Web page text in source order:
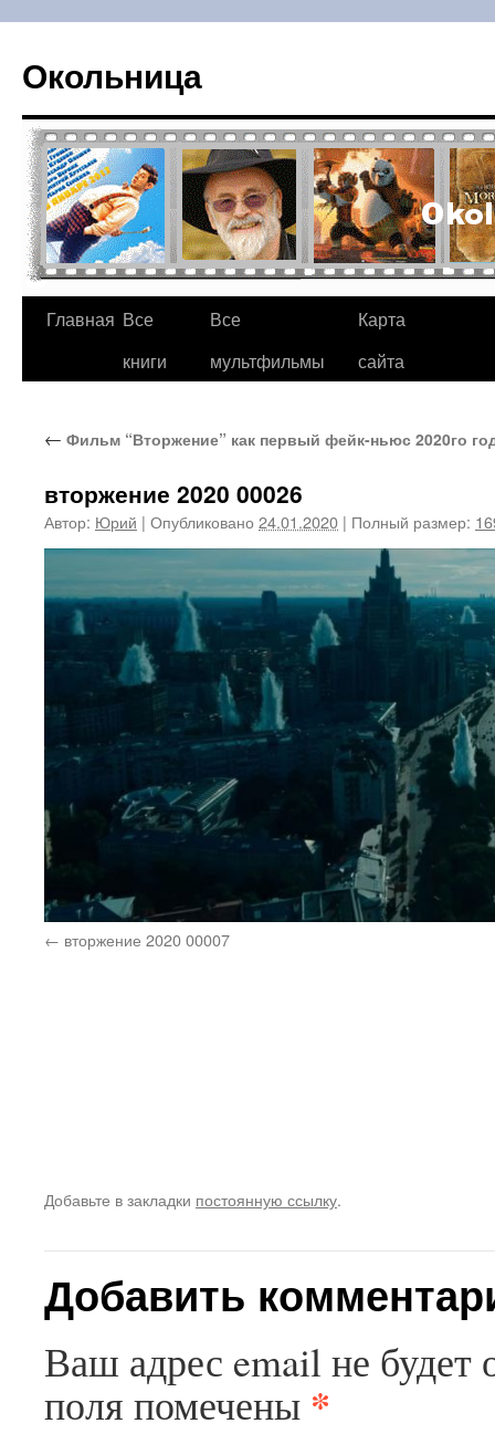
Окольница
Перейти
Главная Все
книги
Все
мультфильмы
Карта
сайта
← Фильм “Вторжение” как первый фейк-ньюс 2020го
вторжение 2020 00026
Автор: Юрий | Опубликовано 24.01.2020 | Полный размер:
вторжение 2020 00007
Добавьте в закладки постоянную ссылку.
Добавить
Ваш адрес email не будет
поля помечены *